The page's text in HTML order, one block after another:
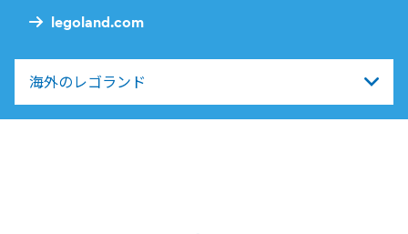
legoland.com
海外のレゴランド